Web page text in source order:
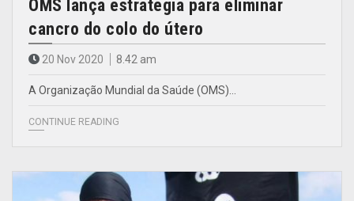
OMS lança estratégia para eliminar
cancro do colo do útero
20 Nov 2020 8.42 am
A Organização Mundial da Saúde (OMS)…
CONTINUE READING